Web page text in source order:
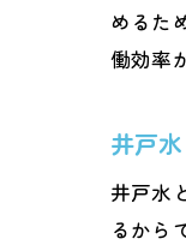
めるた
働効率
井戸
井戸水
るから